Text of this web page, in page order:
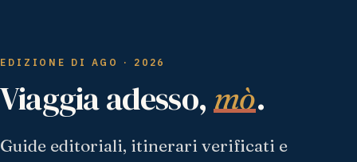
EDIZIONE DI AGO · 2026
Viaggia adesso,mò.
Guide editoriali, itinerari verificati e